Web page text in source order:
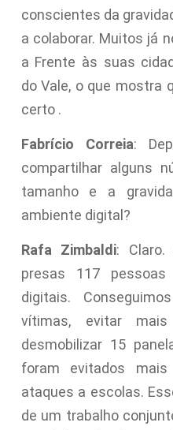
conscientes da
a colaborar. Muitos já
a Frente às suas
do Vale, o que mostra
certo .
Fabrício Correia:
compartilhar alguns
tamanho e a
ambiente digital?
Rafa Zimbaldi:
presas 117
digitais.
vítimas, evitar
desmobilizar 15
foram evitados
ataques a escolas.
de um trabalho